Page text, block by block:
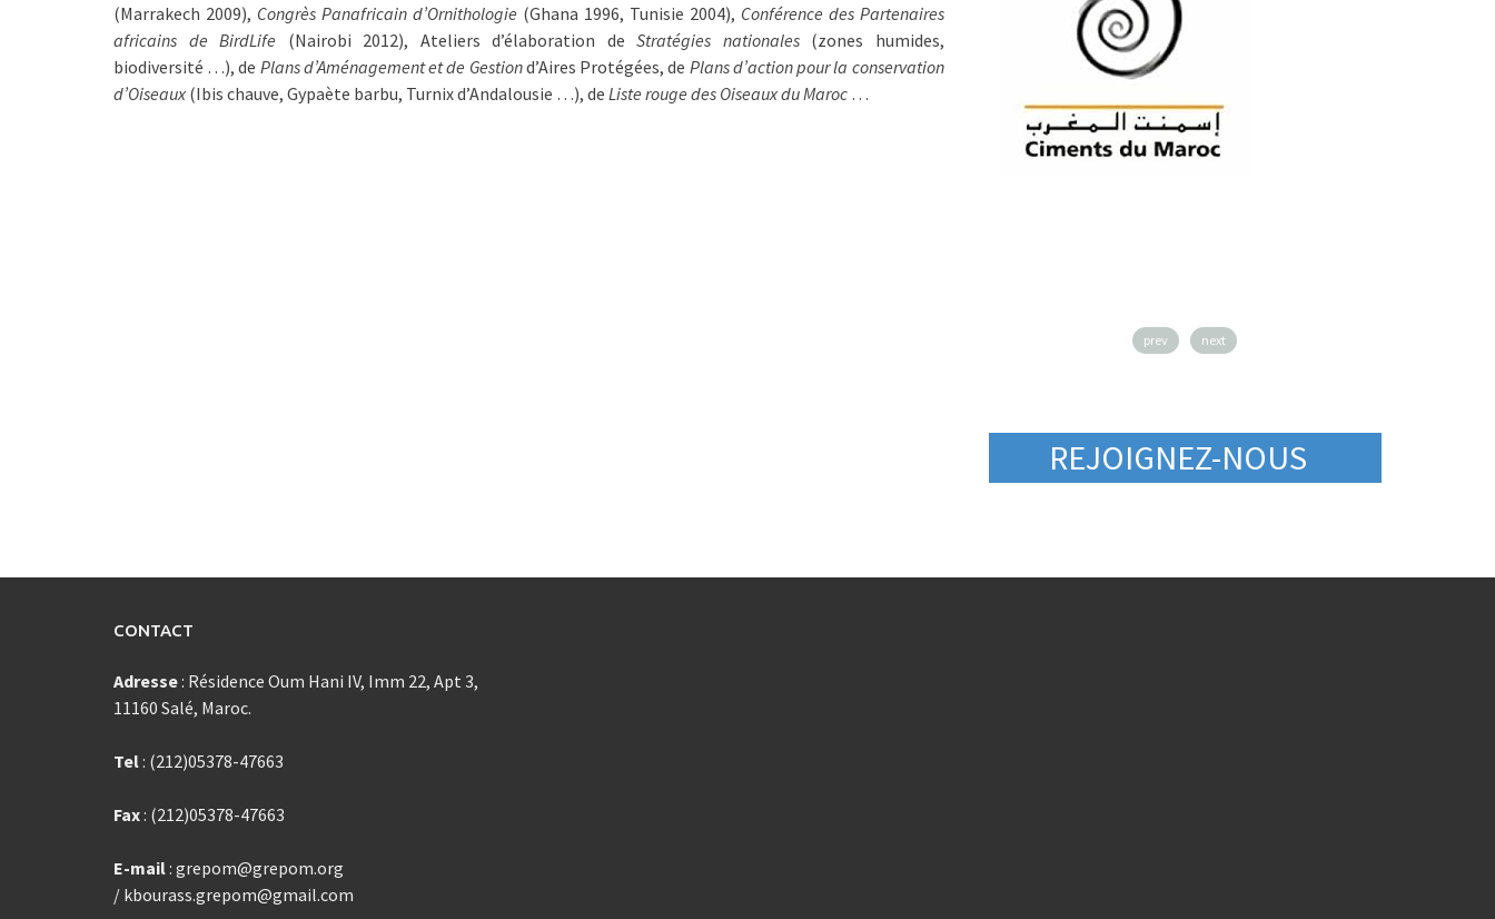
(Marrakech 2009), Congrès Panafricain d’Ornithologie (Ghana 1996, Tunisie 2004), Conférence des Partenaires
africains de BirdLife (Nairobi 2012), Ateliers d’élaboration deStratégies nationales (zones humides,
biodiversité …), de Plans d’Aménagement et de Gestiond’Aires Protégées, de Plans d’action pour la conservation
d’Oiseaux(Ibis chauve, Gypaète barbu, Turnix d’Andalousie …), de Liste rouge des Oiseaux du Maroc …
prev next
REJOIGNEZ-NOUS
CONTACT
Adresse: Résidence Oum Hani IV, Imm 22, Apt 3,
11160 Salé, Maroc.
Tel: (212)05378-47663
Fax: (212)05378-47663
E-mail: grepom@grepom.org
/ kbourass.grepom@gmail.com